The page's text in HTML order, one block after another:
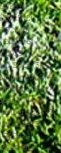
(1)1 Beitrag
2025 (2)2
(5)5
2025 (6)6
2025 (5)5
2025 (3)3
2024 (4)4
2024 (7)7
2024 (7)7
2024 (7)7
2024 (3)3
2024 (4)4
(5)5